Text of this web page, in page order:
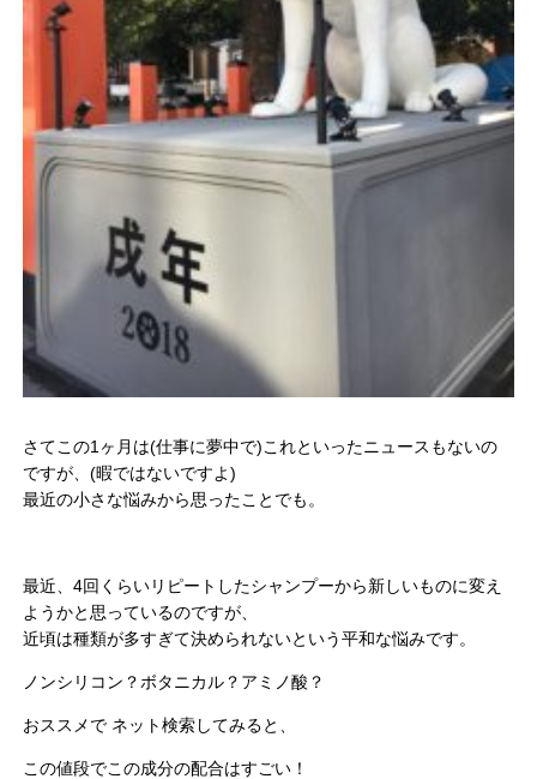
さてこの1ヶ月は(仕事に夢中で)これといったニュースもないの
ですが、(暇ではないですよ)
最近の小さな悩みから思ったことでも。
最近、4回くらいリピートしたシャンプーから新しいものに変え
ようかと思っているのですが、
近頃は種類が多すぎて決められないという平和な悩みです。
ノンシリコン？ボタニカル？アミノ酸？
おススメで ネット検索してみると、
この値段でこの成分の配合はすごい！